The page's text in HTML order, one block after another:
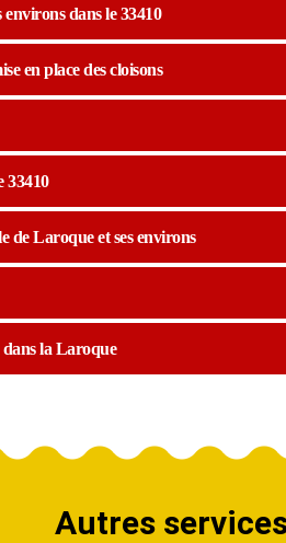
environs dans le 33410
en place des cloisons
33410
de Laroque et ses environs
dans la Laroque
Autres